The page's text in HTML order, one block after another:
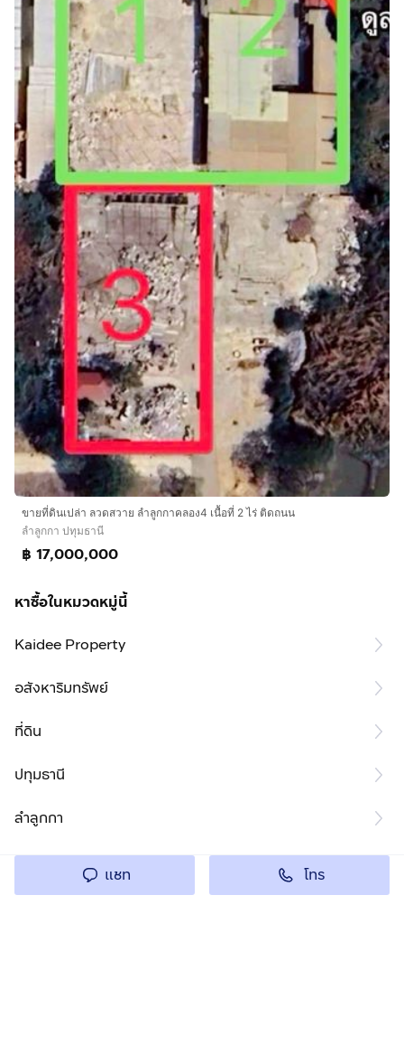
ขายที่ดินเปล่า ลวดสวาย ลำลูกกาคลอง4 เนื้อที่ 2 ไร่ ติดถนน
ลำลูกกา ปทุมธานี
฿ 17,000,000
หาซื้อในหมวดหมู่นี้
Kaidee Property
อสังหาริมทรัพย์
ที่ดิน
ปทุมธานี
ลำลูกกา
แชท โทร